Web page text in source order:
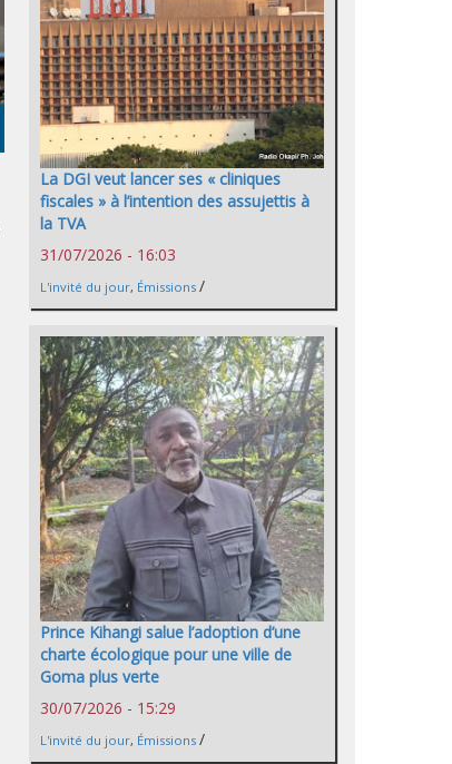
La DGI veut lancer ses « cliniques
fiscales » à l’intention des assujettis à
la TVA
31/07/2026 - 16:03
L'invité du jour, Émissions /
Prince Kihangi salue l’adoption d’une
charte écologique pour une ville de
Goma plus verte
30/07/2026 - 15:29
L'invité du jour, Émissions /